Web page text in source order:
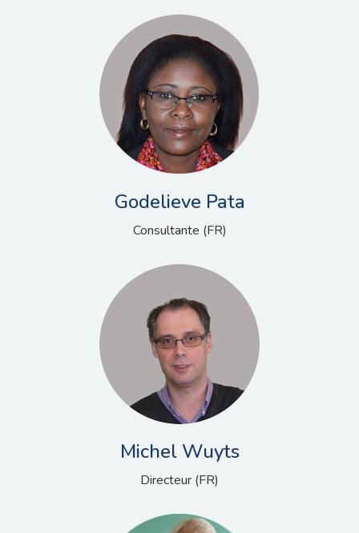
Godelieve Pata
Consultante (FR)
Michel Wuyts
Directeur (FR)